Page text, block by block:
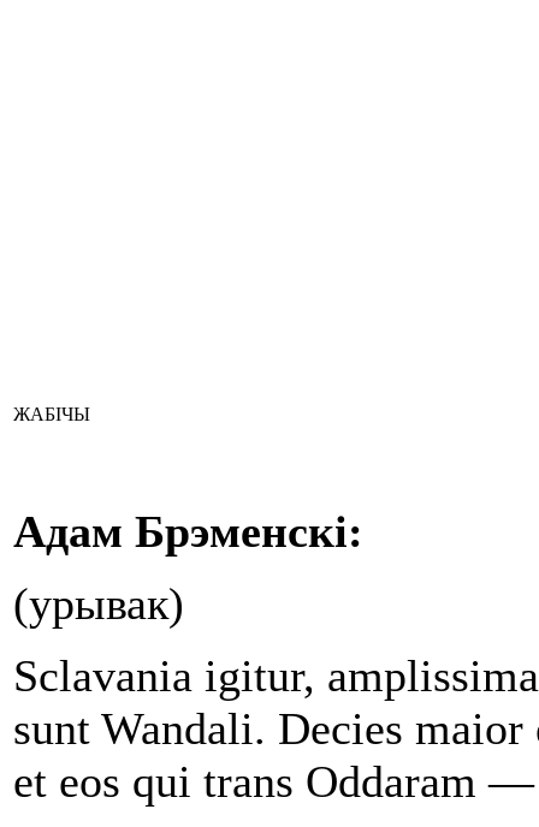
ЖАБІЧЫ
Адам Брэменскі:
(урывак)
Sclavania igitur,
sunt Wandali. Decies
et eos qui trans Oddaram —